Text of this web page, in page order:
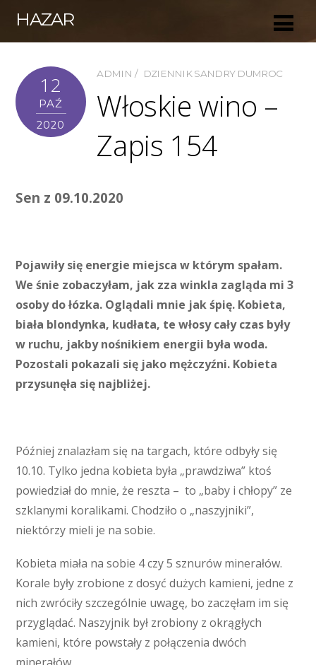
HAZAR
12
PAŹ
2020
ADMIN DZIENNIK SANDRY DUMROC
Włoskie wino –
Zapis 154
Sen z 09.10.2020
Pojawiły się energie miejsca w którym spałam.
We śnie zobaczyłam, jak zza winkla zagląda mi 3
osoby do łózka. Oglądali mnie jak śpię. Kobieta,
biała blondynka, kudłata, te włosy cały czas były
w ruchu, jakby nośnikiem energii była woda.
Pozostali pokazali się jako mężczyźni. Kobieta
przysunęła się najbliżej.
Później znalazłam się na targach, które odbyły się
10.10. Tylko jedna kobieta była „prawdziwa” ktoś
powiedział do mnie, że reszta – to „baby i chłopy” ze
szklanymi koralikami. Chodziło o „naszyjniki”,
niektórzy mieli je na sobie.
Kobieta miała na sobie 4 czy 5 sznurów minerałów.
Korale były zrobione z dosyć dużych kamieni, jedne z
nich zwróciły szczególnie uwagę, bo zaczęłam im się
przyglądać. Naszyjnik był zrobiony z okrągłych
kamieni, które powstały z połączenia dwóch